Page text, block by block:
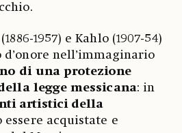
1957) e Kahlo (1907-54)
d’onore nell’immaginario
di una protezione
legge messicana: in
artistici della
essere acquistate e